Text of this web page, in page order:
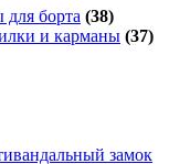
борта (38)
и карманы (37)
замок